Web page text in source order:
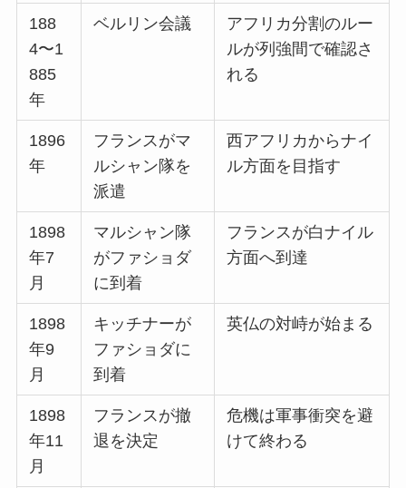
188
4〜1
885
年
ベルリン会議
アフリカ分割のルー
ルが列強間で確認さ
れる
1896
年
フランスがマ
ルシャン隊を
派遣
西アフリカからナイ
ル方面を目指す
1898
年7
月
マルシャン隊
がファショダ
に到着
フランスが白ナイル
方面へ到達
1898
年9
月
キッチナーが
ファショダに
到着
英仏の対峙が始まる
1898
年11
月
フランスが撤
退を決定
危機は軍事衝突を避
けて終わる